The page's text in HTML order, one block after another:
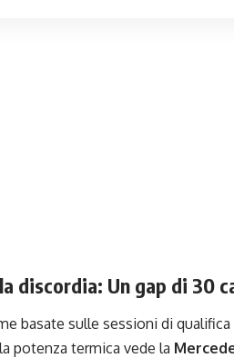
discordia: Un gap di 30
basate sulle sessioni di
potenza termica vede la